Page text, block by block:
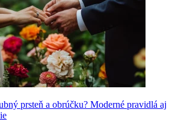
prsteň a obrúčku? Moderné pravidlá aj